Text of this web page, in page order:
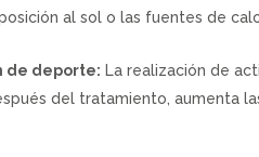
al sol o las fuentes de
de deporte: La realización de
del tratamiento, aumenta